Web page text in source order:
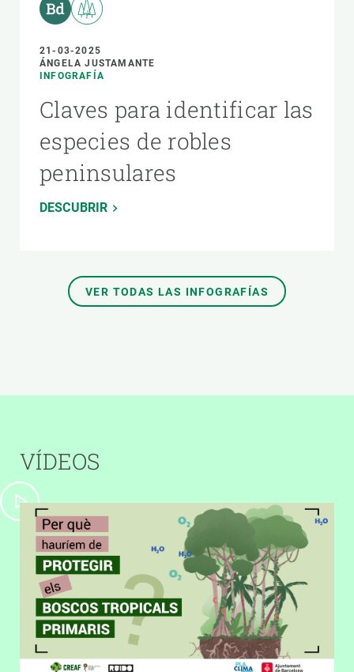
21-03-2025
ÁNGELA JUSTAMANTE
INFOGRAFÍA
Claves para identificar las
especies de robles
peninsulares
DESCUBRIR
VER TODAS LAS INFOGRAFÍAS
VÍDEOS